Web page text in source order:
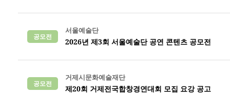
공모전
서울예술단
2026년 제3회 서울예술단 공연 콘텐츠 공모전
공모전
거제시문화예술재단
제20회 거제전국합창경연대회 모집 요강 공고